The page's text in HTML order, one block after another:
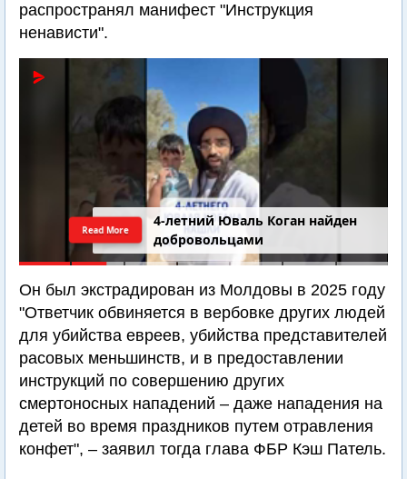
распространял манифест "Инструкция
ненависти".
4-летний Юваль Коган найден
добровольцами
Read More
Он был экстрадирован из Молдовы в 2025 году
"Ответчик обвиняется в вербовке других людей
для убийства евреев, убийства представителей
расовых меньшинств, и в предоставлении
инструкций по совершению других
смертоносных нападений – даже нападения на
детей во время праздников путем отравления
конфет", – заявил тогда глава ФБР Кэш Патель.